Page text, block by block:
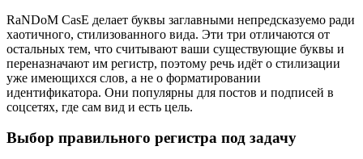
RaNDoM CasE делает буквы заглавными непредсказуемо ради
хаотичного, стилизованного вида. Эти три отличаются от
остальных тем, что считывают ваши существующие буквы и
переназначают им регистр, поэтому речь идёт о стилизации
уже имеющихся слов, а не о форматировании
идентификатора. Они популярны для постов и подписей в
соцсетях, где сам вид и есть цель.
Выбор правильного регистра под задачу